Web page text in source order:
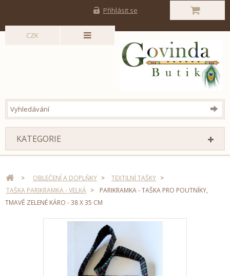
Přihlásit se
CZK
KATEGORIE
> OBLEČENÍ A DOPLŇKY > TEXTILNÍ TAŠKY >
TAŠKA PARIKRAMKA - VELKÁ >
PARIKRAMKA - TAŠKA PRO POUTNÍKY,
TMAVĚ ZELENÉ KÁRO - 38 X 35 CM